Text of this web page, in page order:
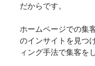
だからです。
ホームページでの集
のインサイトを見つ
ィング手法で集客を